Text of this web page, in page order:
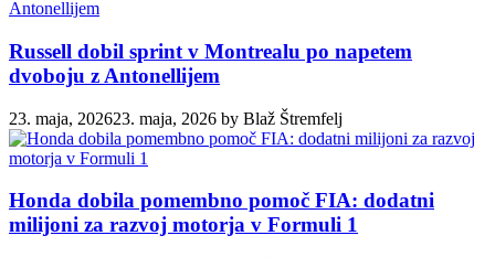
Russell dobil sprint v Montrealu po napetem
dvoboju z Antonellijem
23. maja, 202623. maja, 2026 by Blaž Štremfelj
Honda dobila pomembno pomoč FIA: dodatni
milijoni za razvoj motorja v Formuli 1